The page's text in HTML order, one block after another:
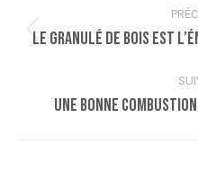
article
Le granulé de bois est
Une bonne